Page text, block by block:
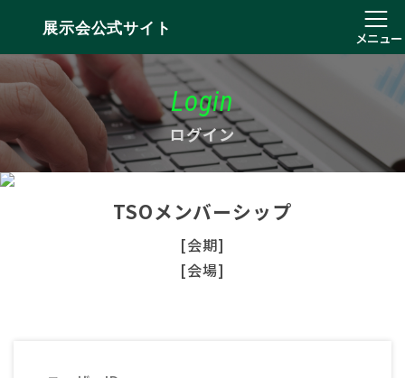
展示会公式サイト
メニュー
Login
ログイン
TSOメンバーシップ
[会期]
[会場]